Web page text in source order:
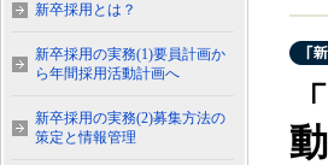
新卒採用とは？
新卒採用の実務(1)要員計画か
ら年間採用活動計画へ
新卒採用の実務(2)募集方法の
策定と情報管理